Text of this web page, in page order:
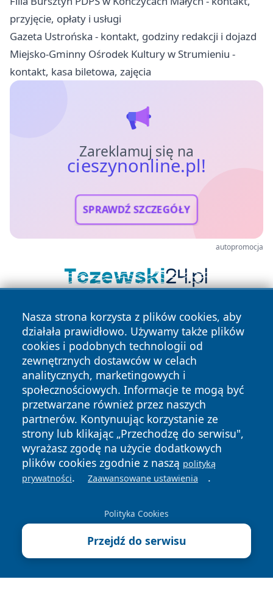
przyjęcie, opłaty i usługi
Gazeta Ustrońska - kontakt, godziny redakcji i dojazd
Miejsko-Gminny Ośrodek Kultury w Strumieniu -
kontakt, kasa biletowa, zajęcia
Zareklamuj się na
cieszynonline.pl!
SPRAWDŹ SZCZEGÓŁY
autopromocja
Nasza strona korzysta z plików cookies, aby
działała prawidłowo. Używamy także plików
cookies i podobnych technologii od
zewnętrznych dostawców w celach
analitycznych, marketingowych i
społecznościowych. Informacje te mogą być
przetwarzane również przez naszych
partnerów. Kontynuując korzystanie ze
strony lub klikając „Przechodzę do serwisu",
wyrażasz zgodę na użycie dodatkowych
plików cookies zgodnie z naszą polityką
prywatności. Zaawansowane ustawienia .
Polityka Cookies
Przejdź do serwisu
Copyright © 2026 cieszynonline.pl Wszystkie prawa
zastrzeżone.
News Autorzy
Polityka
Prywatności
Polityka
Cookies